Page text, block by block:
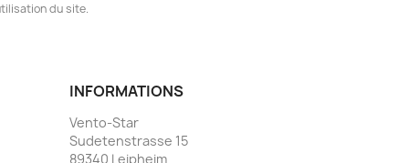
du site.
INFORMATIONS
Vento-Star
Sudetenstrasse 15
89340 Leipheim